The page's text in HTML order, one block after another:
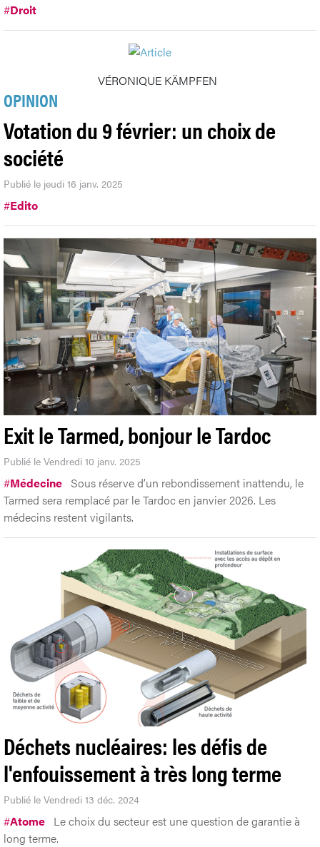
#Droit
VÉRONIQUE KÄMPFEN
OPINION
Votation du 9 février: un choix de
société
Publié le jeudi 16 janv. 2025
#Edito
Exit le Tarmed, bonjour le Tardoc
Publié le Vendredi 10 janv. 2025
#Médecine Sous réserve d’un rebondissement inattendu, le
Tarmed sera remplacé par le Tardoc en janvier 2026. Les
médecins restent vigilants.
Déchets nucléaires: les défis de
l'enfouissement à très long terme
Publié le Vendredi 13 déc. 2024
#Atome Le choix du secteur est une question de garantie à
long terme.